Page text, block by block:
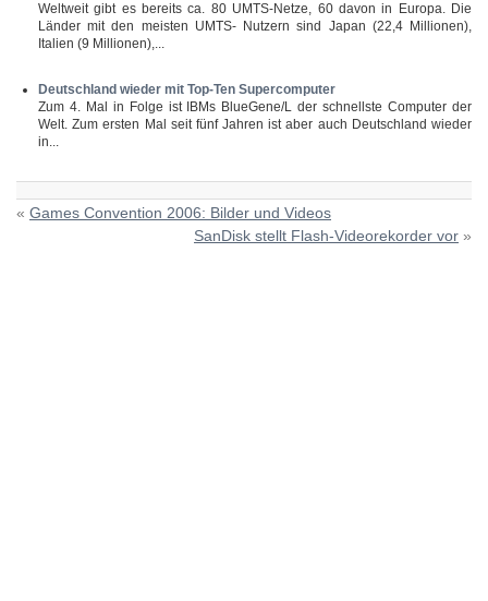
Weltweit gibt es bereits ca. 80 UMTS-Netze, 60 davon in Europa. Die
Länder mit den meisten UMTS- Nutzern sind Japan (22,4 Millionen),
Italien (9 Millionen),...
Deutschland wieder mit Top-Ten Supercomputer
Zum 4. Mal in Folge ist IBMs BlueGene/L der schnellste Computer der
Welt. Zum ersten Mal seit fünf Jahren ist aber auch Deutschland wieder
in...
« Games Convention 2006: Bilder und Videos
SanDisk stellt Flash-Videorekorder vor »